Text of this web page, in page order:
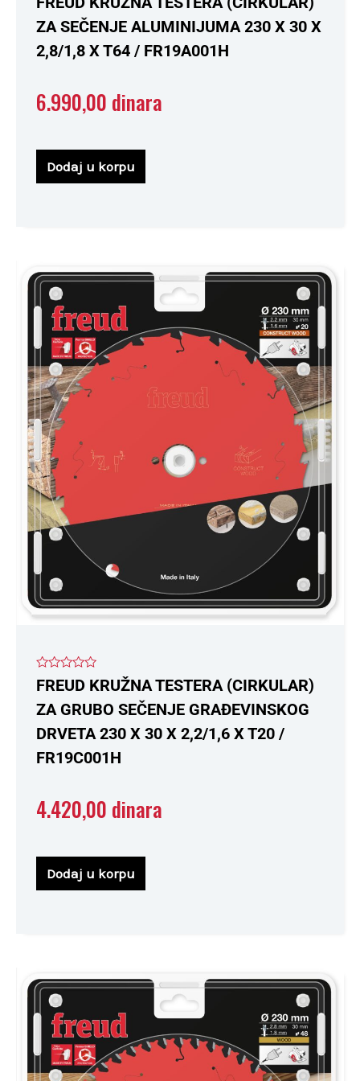
sa
0
od
ZA SEČENJE ALUMINIJUMA 230 X 30 X
2,8/1,8 X T64 / FR19A001H
6.990,00 dinara
Dodaj u korpu
Ocenjeno
sa
0
od
FREUD KRUŽNA TESTERA (CIRKULAR)
ZA GRUBO SEČENJE GRAĐEVINSKOG
DRVETA 230 X 30 X 2,2/1,6 X T20 /
FR19C001H
4.420,00 dinara
Dodaj u korpu